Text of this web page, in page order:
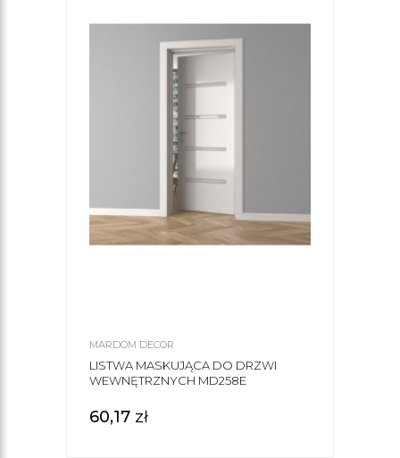
MARDOM DECOR
LISTWA MASKUJĄCA DO DRZWI
WEWNĘTRZNYCH MD258E
60,17 zł